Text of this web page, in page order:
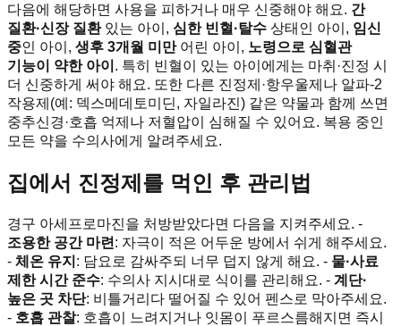
다음에 해당하면 사용을 피하거나 매우 신중해야 해요. 간
질환·신장 질환있는 아이, 심한 빈혈·탈수 상태인 아이, 임신
중인 아이, 생후 3개월 미만어린 아이, 노령으로 심혈관
기능이 약한 아이 . 특히 빈혈이 있는 아이에게는 마취·진정 시
더 신중하게 써야 해요. 또한 다른 진정제·항우울제나 알파-2
작용제(예: 덱스메데토미딘, 자일라진) 같은 약물과 함께 쓰면
중추신경·호흡 억제나 저혈압이 심해질 수 있어요. 복용 중인
모든 약을 수의사에게 알려주세요.
집에서 진정제를 먹인 후 관리법
경구 아세프로마진을 처방받았다면 다음을 지켜주세요. -
조용한 공간 마련 : 자극이 적은 어두운 방에서 쉬게 해주세요.
- 체온 유지 : 담요로 감싸주되 너무 덥지 않게 해요. - 물·사료
제한 시간 준수: 수의사 지시대로 식이를 관리해요. - 계단·
높은 곳 차단: 비틀거리다 떨어질 수 있어 펜스로 막아주세요.
- 호흡 관찰: 호흡이 느려지거나 잇몸이 푸르스름해지면 즉시